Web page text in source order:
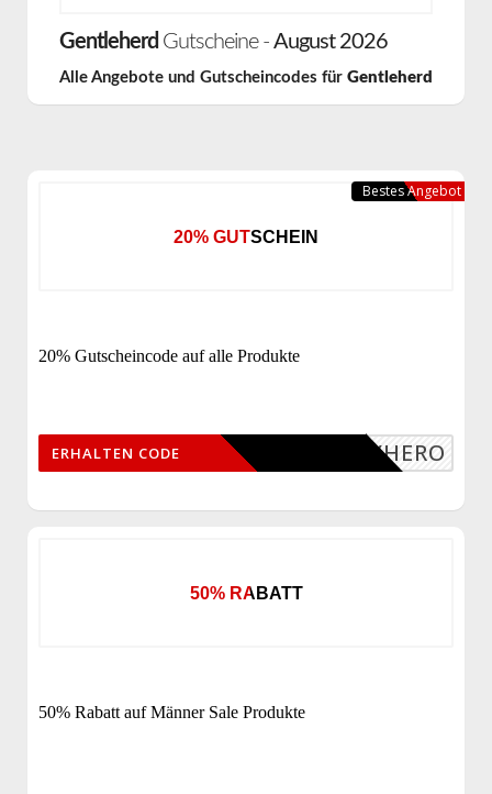
Gentleherd Gutscheine - August 2026
Alle Angebote und Gutscheincodes für Gentleherd
20% GUTSCHEIN
20% Gutscheincode auf alle Produkte
MYHERO
ERHALTEN CODE
Bestes Angebot
50% RABATT
50% Rabatt auf Männer Sale Produkte